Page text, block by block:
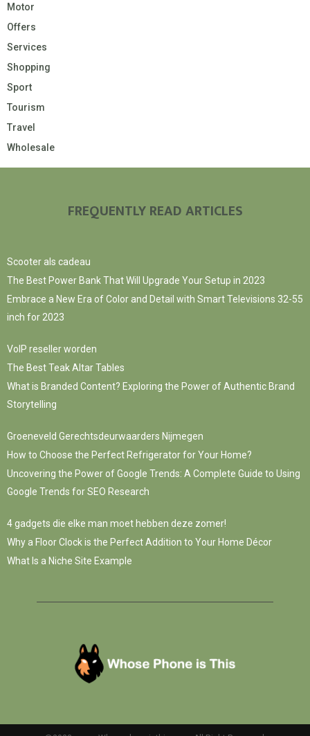
Motor
Offers
Services
Shopping
Sport
Tourism
Travel
Wholesale
FREQUENTLY READ ARTICLES
Scooter als cadeau
The Best Power Bank That Will Upgrade Your Setup in 2023
Embrace a New Era of Color and Detail with Smart Televisions 32-55
inch for 2023
VoIP reseller worden
The Best Teak Altar Tables
What is Branded Content? Exploring the Power of Authentic Brand
Storytelling
Groeneveld Gerechtsdeurwaarders Nijmegen
How to Choose the Perfect Refrigerator for Your Home?
Uncovering the Power of Google Trends: A Complete Guide to Using
Google Trends for SEO Research
4 gadgets die elke man moet hebben deze zomer!
Why a Floor Clock is the Perfect Addition to Your Home Décor
What Is a Niche Site Example